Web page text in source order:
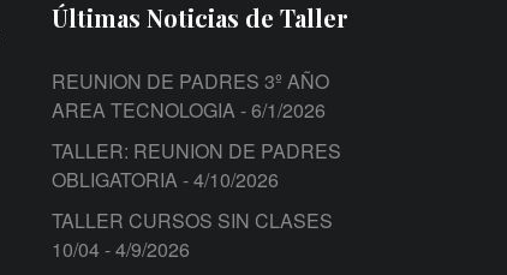
Últimas Noticias de Taller
REUNION DE PADRES 3º AÑO
AREA TECNOLOGIA- 6/1/2026
TALLER: REUNION DE PADRES
OBLIGATORIA- 4/10/2026
TALLER CURSOS SIN CLASES
10/04- 4/9/2026